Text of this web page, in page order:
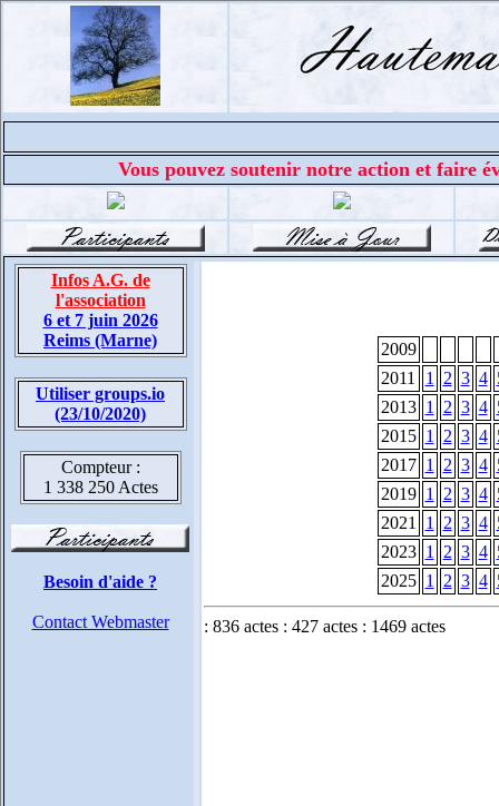
Vous pouvez soutenir notre action et faire
Infos A.G. de
l'association
6 et 7 juin 2026
Reims (Marne)
Utiliser groups.io
(23/10/2020)
Compteur :
1 338 250 Actes
Besoin d'aide ?
Contact Webmaster
2009
2011
1 2 3 4
2013 1 2 3 4
2015 1 2 3 4
2017 1 2 3 4
2019 1 2 3 4
2021
1 2 3 4
2023 1 2 3 4
2025 1 2 3 4
: 836 actes : 427 actes : 1469 actes